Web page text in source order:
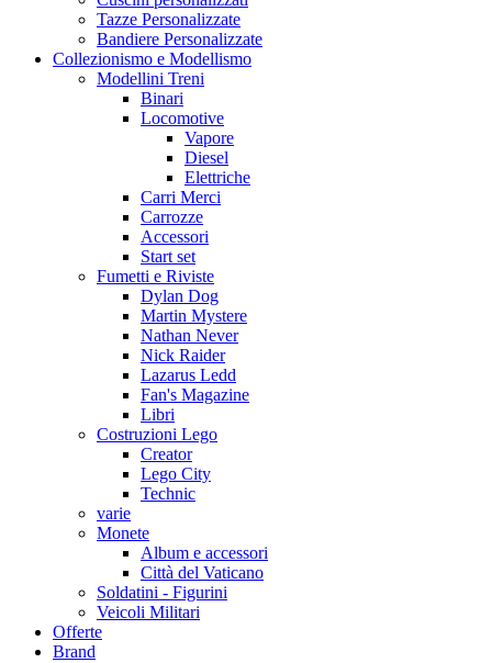
Tazze Personalizzate
Bandiere Personalizzate
Collezionismo e Modellismo
Modellini Treni
Binari
Locomotive
Vapore
Diesel
Elettriche
Carri Merci
Carrozze
Accessori
Start set
Fumetti e Riviste
Dylan Dog
Martin Mystere
Nathan Never
Nick Raider
Lazarus Ledd
Fan's Magazine
Libri
Costruzioni Lego
Creator
Lego City
Technic
varie
Monete
Album e accessori
Città del Vaticano
Soldatini - Figurini
Veicoli Militari
Offerte
Brand